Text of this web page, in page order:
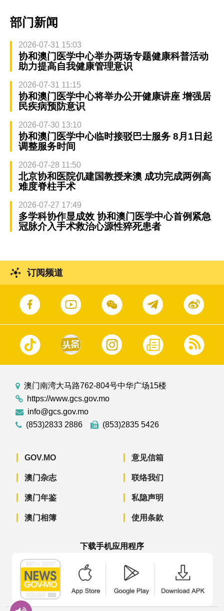
部门新闻
2026-07-31 15:03
协和澳门医学中心举办两场专题健康科普活动
助力提高自我健康管理意识
2026-07-31 11:15
协和澳门医学中心将举办公开健康讲座 增强居
民疾病预防意识
2026-07-30 13:10
协和澳门医学中心临时接驳巴士服务 8月1日起
调整服务时间
2026-07-28 11:50
北京协和医院仉建国教授来澳 成功完成两例高
难度脊柱手术
2026-07-27 17:49
多学科协作显成效 协和澳门医学中心首例紧急
冠脉介入手术救治心源性猝死患者
订阅频道
澳门南湾大马路762-804号中华广场15楼
https://www.gcs.gov.mo
info@gcs.gov.mo
(853)2833 2886
(853)2835 5426
GOV.MO
澳门杂志
澳门年鉴
澳门相簿
意见信箱
联络我们
私隐声明
使用条款
下载手机应用程序